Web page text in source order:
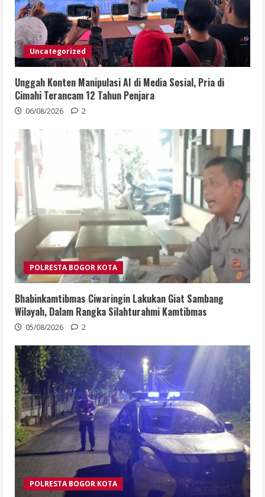
Uncategorized
Unggah Konten Manipulasi AI di Media Sosial, Pria di
Cimahi Terancam 12 Tahun Penjara
06/08/2026 2
POLRESTA BOGOR KOTA
Bhabinkamtibmas Ciwaringin Lakukan Giat Sambang
Wilayah, Dalam Rangka Silahturahmi Kamtibmas
05/08/2026 2
POLRESTA BOGOR KOTA